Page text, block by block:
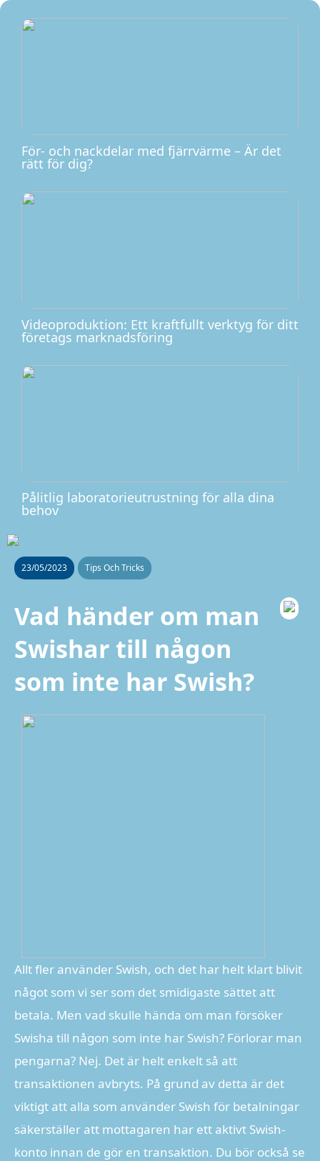
För- och nackdelar med fjärrvärme – Är det
rätt för dig?
Videoproduktion: Ett kraftfullt verktyg för ditt
företags marknadsföring
Pålitlig laboratorieutrustning för alla dina
behov
23/05/2023 Tips Och Tricks
Vad händer om man
Swishar till någon
som inte har Swish?
Allt fler använder Swish, och det har helt klart blivit
något som vi ser som det smidigaste sättet att
betala. Men vad skulle hända om man försöker
Swisha till någon som inte har Swish? Förlorar man
pengarna? Nej. Det är helt enkelt så att
transaktionen avbryts. På grund av detta är det
viktigt att alla som använder Swish för betalningar
säkerställer att mottagaren har ett aktivt Swish-
konto innan de gör en transaktion. Du bör också se